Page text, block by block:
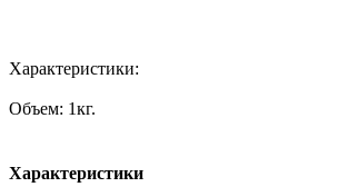
Характеристики:
Объем: 1кг.
Характеристики